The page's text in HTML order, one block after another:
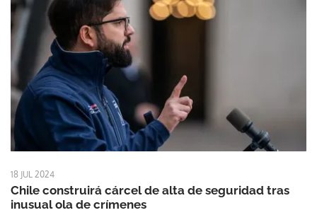
18 JUL 2024
Chile construirá cárcel de alta de seguridad tras
inusual ola de crímenes